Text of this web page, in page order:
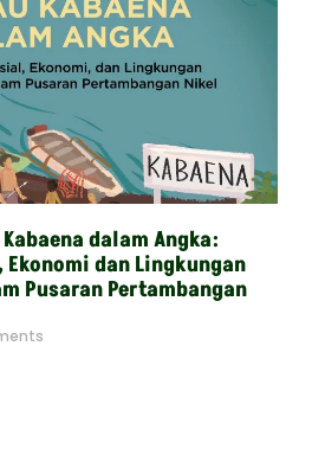
Kabaena dalam Angka:
dan Lingkungan
Pusaran Pertambangan